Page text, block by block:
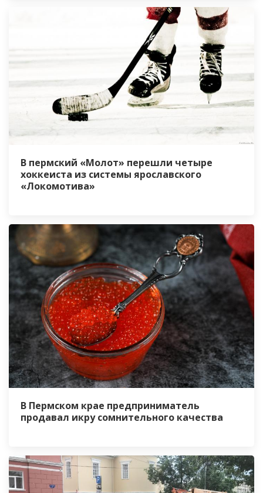
В пермский «Молот» перешли четыре
хоккеиста из системы ярославского
«Локомотива»
В Пермском крае предприниматель
продавал икру сомнительного качества